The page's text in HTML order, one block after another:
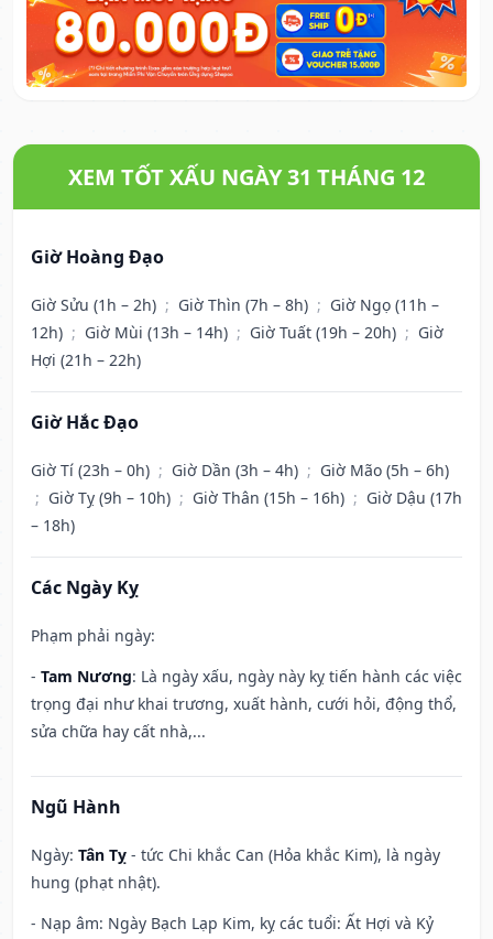
XEM TỐT XẤU NGÀY 31 THÁNG 12
Giờ Hoàng Đạo
Giờ Sửu (1h – 2h) ; Giờ Thìn (7h – 8h) ; Giờ Ngọ (11h –
12h) ; Giờ Mùi (13h – 14h) ; Giờ Tuất (19h – 20h) ; Giờ
Hợi (21h – 22h)
Giờ Hắc Đạo
Giờ Tí (23h – 0h) ; Giờ Dần (3h – 4h) ; Giờ Mão (5h – 6h)
; Giờ Tỵ (9h – 10h) ; Giờ Thân (15h – 16h) ; Giờ Dậu (17h
– 18h)
Các Ngày Kỵ
Phạm phải ngày:
- Tam Nương: Là ngày xấu, ngày này kỵ tiến hành các việc
trọng đại như khai trương, xuất hành, cưới hỏi, động thổ,
sửa chữa hay cất nhà,...
Ngũ Hành
Ngày: Tân Tỵ - tức Chi khắc Can (Hỏa khắc Kim), là ngày
hung (phạt nhật).
- Nạp âm: Ngày Bạch Lạp Kim, kỵ các tuổi: Ất Hợi và Kỷ